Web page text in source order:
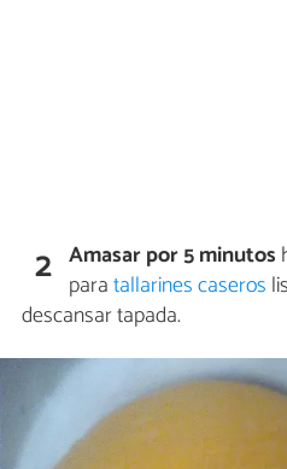
2 Amasar por 5 minutos
paratallarines caseros
descansar tapada.